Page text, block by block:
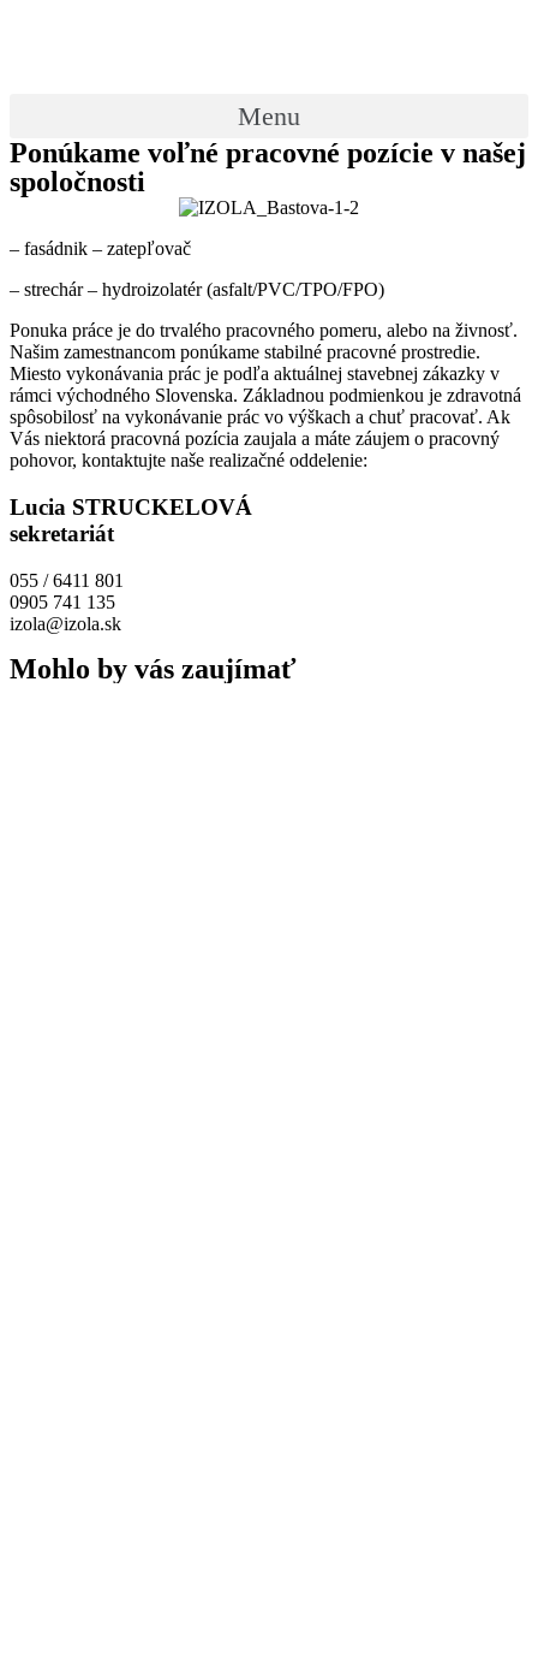
Menu
Ponúkame voľné pracovné pozície v našej
spoločnosti
– fasádnik – zatepľovač
– strechár – hydroizolatér (asfalt/PVC/TPO/FPO)
Ponuka práce je do trvalého pracovného pomeru, alebo na živnosť.
Našim zamestnancom ponúkame stabilné pracovné prostredie.
Miesto vykonávania prác je podľa aktuálnej stavebnej zákazky v
rámci východného Slovenska. Základnou podmienkou je zdravotná
spôsobilosť na vykonávanie prác vo výškach a chuť pracovať. Ak
Vás niektorá pracovná pozícia zaujala a máte záujem o pracovný
pohovor, kontaktujte naše realizačné oddelenie:
Lucia STRUCKELOVÁ
sekretariát
055 / 6411 801
0905 741 135
izola@izola.sk
Mohlo by vás zaujímať